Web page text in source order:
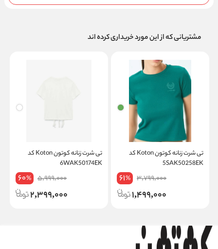
مشتریانی که از این مورد خریداری کرده اند
تی شرت زنانه کوتون Koton کد
5SAK50258EK
3,799,000
61%
1,499,000
تی شرت زنانه کوتون Koton کد
6WAK50174EK
5,999,000
60%
2,399,000